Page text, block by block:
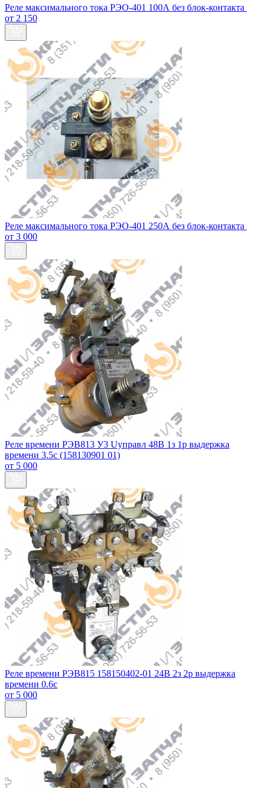
Реле максимального тока РЭО-401 100А без блок‑контакта
от 2 150
Реле максимального тока РЭО-401 250А без блок‑контакта
от 3 000
Реле времени РЭВ813 У3 Uуправл 48В 1з 1р выдержка
времени 3.5с (158130901 01)
от 5 000
Реле времени РЭВ815 158150402-01 24В 2з 2р выдержка
времени 0.6с
от 5 000